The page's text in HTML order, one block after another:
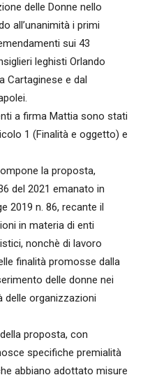
delle Donne nello
all’unanimità i primi
sui 43
leghisti Orlando
Cartaginese e dal
a firma Mattia sono stati
1 (Finalità e oggetto) e
la proposta,
del 2021 emanato in
2019 n. 86, recante il
in materia di enti
nonchè di lavoro
finalità promosse dalla
delle donne nei
delle organizzazioni
proposta, con
specifiche premialità
abbiano adottato misure